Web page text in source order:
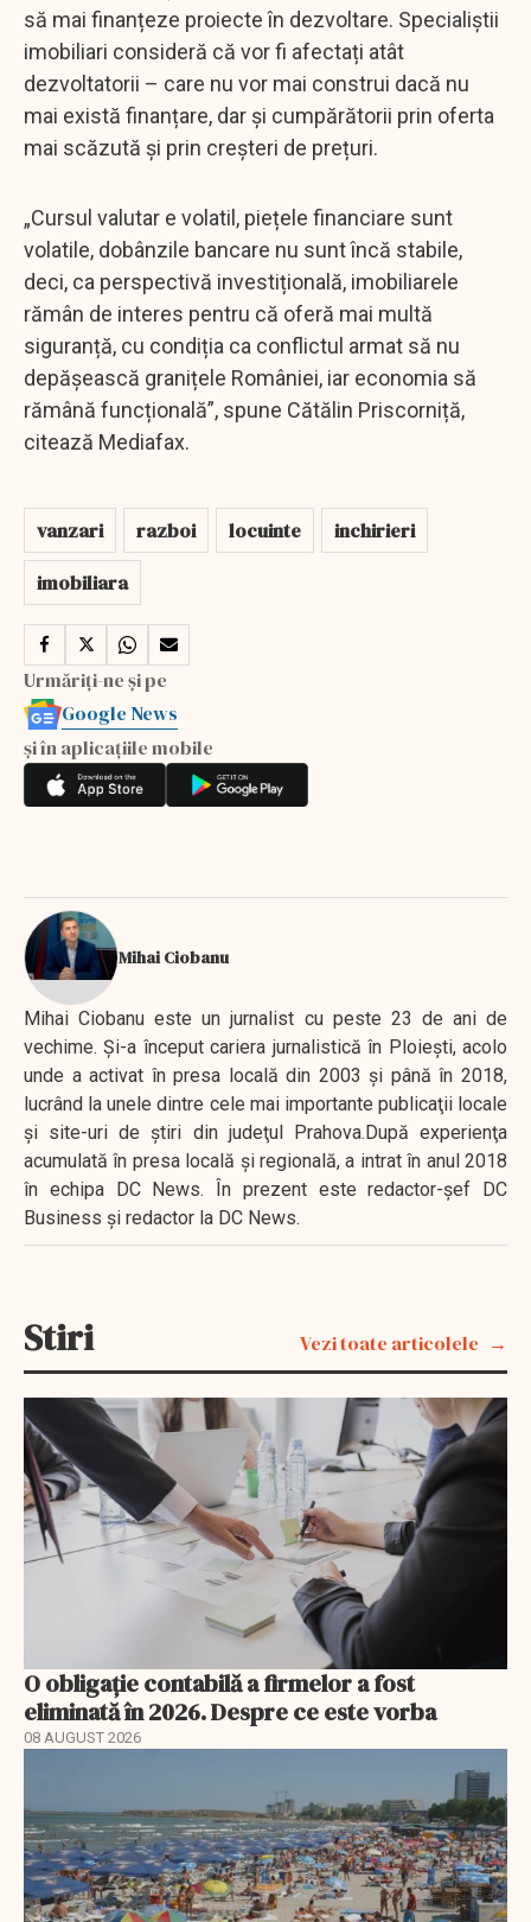
să mai finanțeze proiecte în dezvoltare. Specialiștii
imobiliari consideră că vor fi afectați atât
dezvoltatorii – care nu vor mai construi dacă nu
mai există finanțare, dar și cumpărătorii prin oferta
mai scăzută și prin creșteri de prețuri.
„Cursul valutar e volatil, piețele financiare sunt
volatile, dobânzile bancare nu sunt încă stabile,
deci, ca perspectivă investițională, imobiliarele
rămân de interes pentru că oferă mai multă
siguranță, cu condiția ca conflictul armat să nu
depășească granițele României, iar economia să
rămână funcțională”, spune Cătălin Priscorniță,
citează Mediafax.
vanzari razboi locuinte
inchirieri
imobiliara
Urmăriți-ne și pe
Google News
și în aplicațiile mobile
Mihai Ciobanu
Mihai Ciobanu este un jurnalist cu peste 23 de ani de
vechime. Şi-a început cariera jurnalistică în Ploieşti, acolo
unde a activat în presa locală din 2003 şi până în 2018,
lucrând la unele dintre cele mai importante publicaţii locale
şi site-uri de ştiri din judeţul Prahova.După experienţa
acumulată în presa locală şi regională, a intrat în anul 2018
în echipa DC News. În prezent este redactor-şef DC
Business şi redactor la DC News.
Stiri Vezi toate articolele
O obligație contabilă a firmelor a fost
eliminată în 2026. Despre ce este vorba
08 AUGUST 2026